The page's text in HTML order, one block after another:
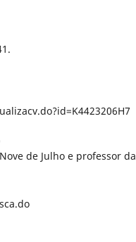
de Julho e professor da